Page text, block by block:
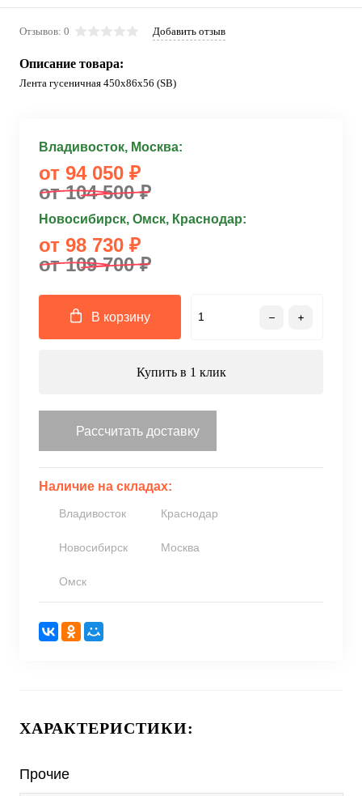
Отзывов: 0 Добавить отзыв
Описание товара:
Лента гусеничная 450x86x56 (SB)
Владивосток, Москва:
от 94 050 ₽
от 104 500 ₽
Новосибирск, Омск, Краснодар:
от 98 730 ₽
от 109 700 ₽
В корзину
Купить в 1 клик
Рассчитать доставку
Наличие на складах:
Владивосток Краснодар
Новосибирск Москва
Омск
ХАРАКТЕРИСТИКИ:
Прочие